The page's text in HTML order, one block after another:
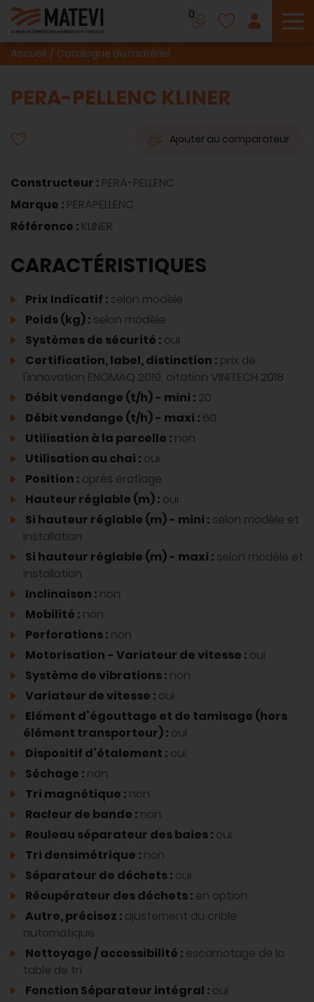
0
Accueil Catalogue du matériel
PERA-PELLENC KLINER
Ajouter au comparateur
Constructeur : PERA-PELLENC
Marque : PERAPELLENC
Référence : KLINER
CARACTÉRISTIQUES
Prix Indicatif : selon modèle
Poids (kg) : selon modèle
Systèmes de sécurité : oui
Certification, label, distinction : prix de
l'innovation ENOMAQ 2019, citation VINITECH 2018
Débit vendange (t/h) - mini : 20
Débit vendange (t/h) - maxi : 60
Utilisation à la parcelle : non
Utilisation au chai : oui
Position : après éraflage
Hauteur réglable (m) : oui
Si hauteur réglable (m) - mini : selon modèle et
installation
Si hauteur réglable (m) - maxi : selon modèle et
installation
Inclinaison : non
Mobilité : non
Perforations : non
Motorisation - Variateur de vitesse : oui
Système de vibrations : non
Variateur de vitesse : oui
Elément d’égouttage et de tamisage (hors
élément transporteur) : oui
Dispositif d’étalement : oui
Séchage : non
Tri magnétique : non
Racleur de bande : non
Rouleau séparateur des baies : oui
Tri densimétrique : non
Séparateur de déchets : oui
Récupérateur des déchets : en option
Autre, précisez : ajustement du crible
automatique
Nettoyage / accessibilité : escamotage de la
table de tri
Fonction Séparateur intégral : oui